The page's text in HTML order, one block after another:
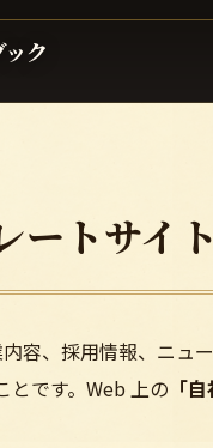
ク
ートサイト
容、採用情報、ニュ
とです。Web 上の 「